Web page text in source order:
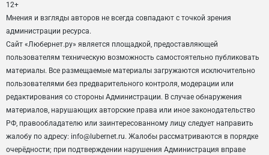
12+
Мнения и взгляды авторов не всегда совпадают с точкой зрения
администрации ресурса.
Сайт «Любернет.ру» является площадкой, предоставляющей
пользователям техническую возможность самостоятельно публиковать
материалы. Все размещаемые материалы загружаются исключительно
пользователями без предварительного контроля, модерации или
редактирования со стороны Администрации. В случае обнаружения
материалов, нарушающих авторские права или иное законодательство
РФ, правообладателю или заинтересованному лицу следует направить
жалобу по адресу: info@lubernet.ru. Жалобы рассматриваются в порядке
очерёдности; при подтверждении нарушения Администрация вправе